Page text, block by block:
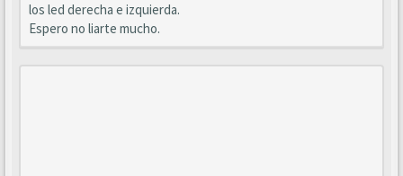
los led derecha e izquierda.
Espero no liarte mucho.